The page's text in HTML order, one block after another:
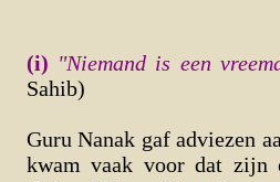
(i) "Niemand is een
Sahib)
Guru Nanak gaf adviezen
kwam vaak voor dat zijn